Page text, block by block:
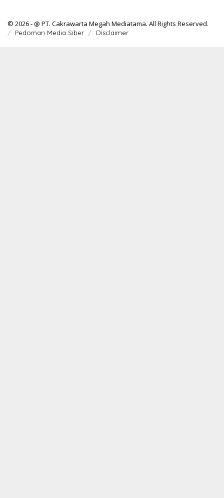
© 2026 - @ PT. Cakrawarta Megah Mediatama. All Rights Reserved.
Pedoman Media Siber Disclaimer